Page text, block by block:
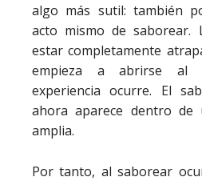
algo más sutil: también
acto mismo de saborear.
estar completamente
empieza a abrirse al
experiencia ocurre. El
ahora aparece dentro de
amplia.
Por tanto, al saborear